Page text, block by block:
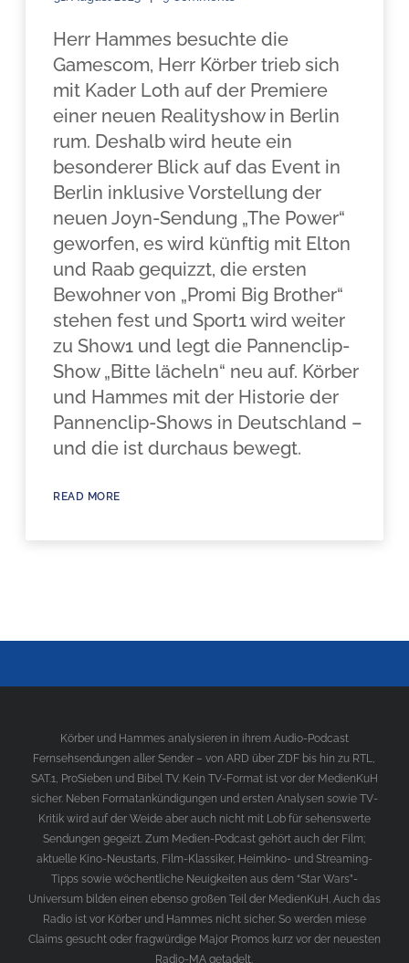
Herr Hammes besuchte die
Gamescom, Herr Körber trieb sich
mit Kader Loth auf der Premiere
einer neuen Realityshow in Berlin
rum. Deshalb wird heute ein
besonderer Blick auf das Event in
Berlin inklusive Vorstellung der
neuen Joyn-Sendung „The Power“
geworfen, es wird künftig mit Elton
und Raab gequizzt, die ersten
Bewohner von „Promi Big Brother“
stehen fest und Sport1 wird weiter
zu Show1 und legt die Pannenclip-
Show „Bitte lächeln“ neu auf. Körber
und Hammes mit der Historie der
Pannenclip-Shows in Deutschland –
und die ist durchaus bewegt.
READ MORE
Körber und Hammes analysieren in ihrem Audio-Podcast
Fernsehsendungen aller Sender – von ARD über ZDF bis hin zu RTL,
SAT.1, ProSieben und Bibel TV. Kein TV-Format ist vor der MedienKuH
sicher. Neben Formatankündigungen und ersten Analysen sowie TV-
Kritik wird auf der Weide aber auch nicht mit Lob für sehenswerte
Sendungen gegeizt. Zum Medien-Podcast gehört auch der Film;
aktuelle Kino-Neustarts, Film-Klassiker, Heimkino- und Streaming-
Tipps sowie wöchentliche Neuigkeiten aus dem “Star Wars”-
Universum bilden einen ebenso großen Teil der MedienKuH. Auch das
Radio ist vor Körber und Hammes nicht sicher. So werden miese
Claims gesucht oder fragwürdige Major Promos kurz vor der neuesten
Radio-MA getadelt.